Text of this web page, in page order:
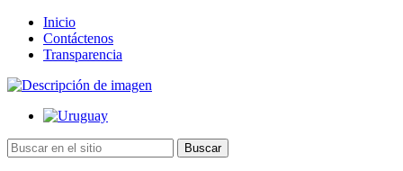
Inicio
Contáctenos
Transparencia